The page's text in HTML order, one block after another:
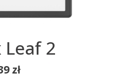
Leaf 2
zł